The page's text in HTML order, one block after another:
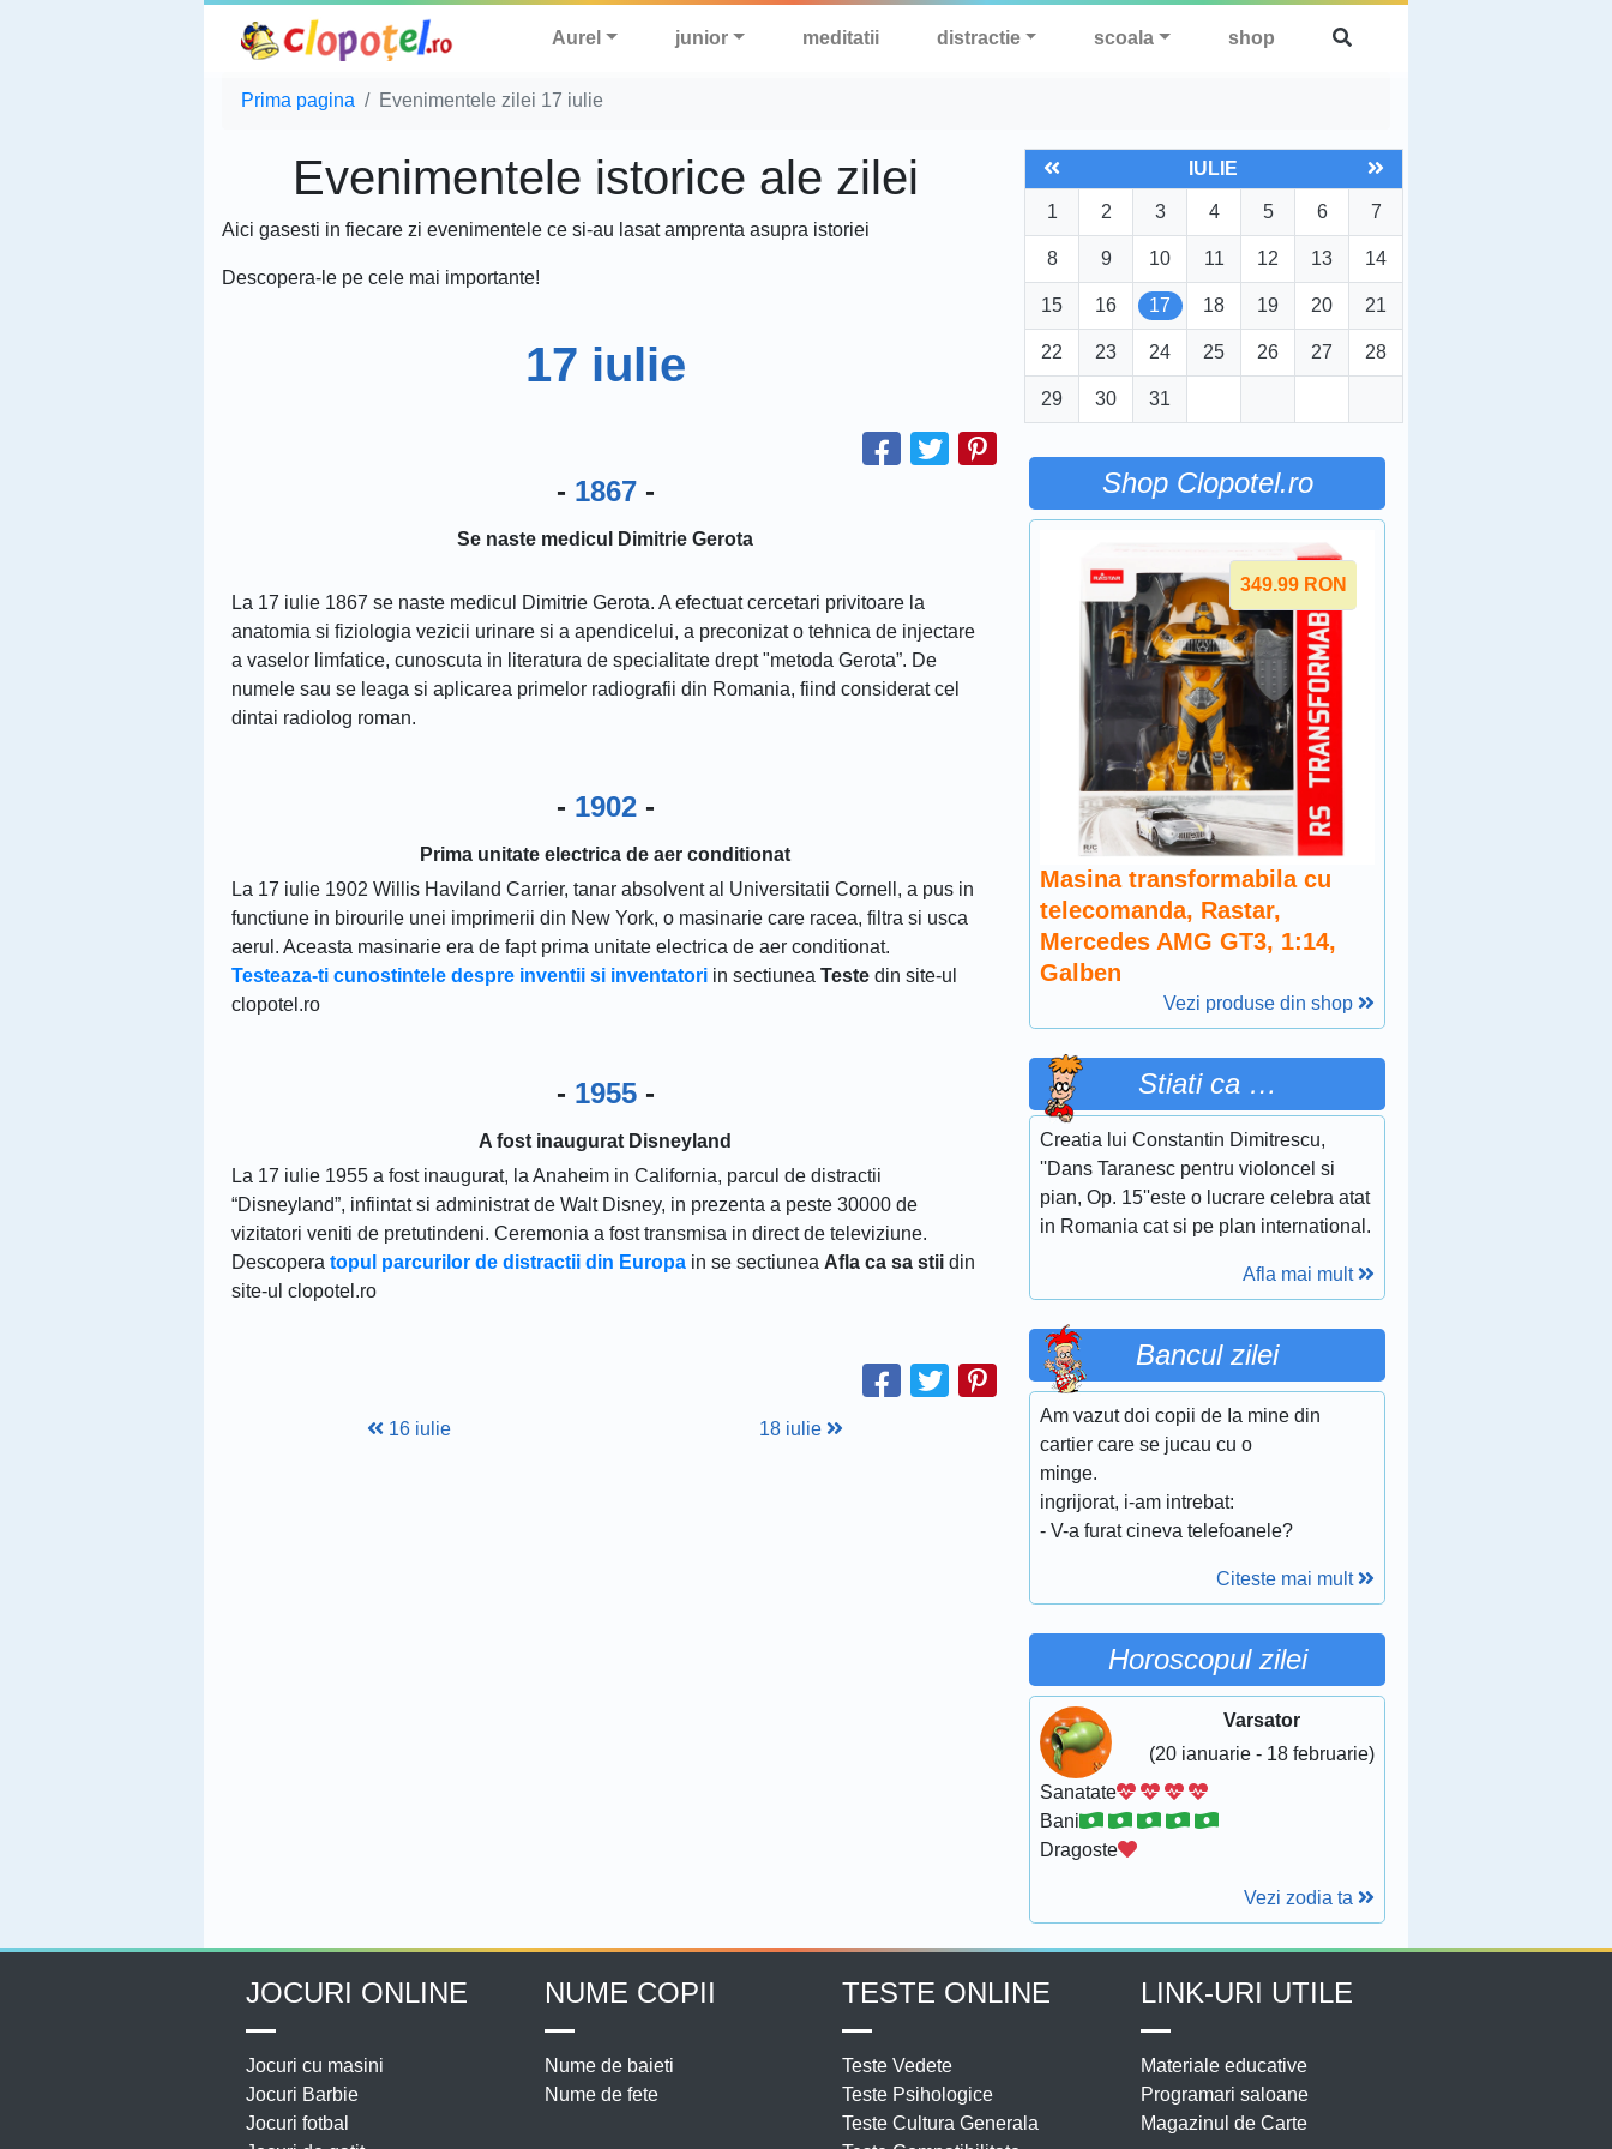
Aurel junior meditatii distractie scoala shop
Prima pagina Evenimentele zilei 17 iulie
Evenimentele istorice ale zilei
Aici gasesti in fiecare zi evenimentele ce si-au lasat amprenta asupra istoriei
Descopera-le pe cele mai importante!
17 iulie
- 1867-
Se naste medicul Dimitrie Gerota
La 17 iulie 1867 se naste medicul Dimitrie Gerota. A efectuat cercetari privitoare la
anatomia si fiziologia vezicii urinare si a apendicelui, a preconizat o tehnica de injectare
a vaselor limfatice, cunoscuta in literatura de specialitate drept "metoda Gerota”. De
numele sau se leaga si aplicarea primelor radiografii din Romania, fiind considerat cel
dintai radiolog roman.
- 1902-
Prima unitate electrica de aer conditionat
La 17 iulie 1902 Willis Haviland Carrier, tanar absolvent al Universitatii Cornell, a pus in
functiune in birourile unei imprimerii din New York, o masinarie care racea, filtra si usca
aerul. Aceasta masinarie era de fapt prima unitate electrica de aer conditionat.
Testeaza-ti cunostintele despre inventii si inventatori in sectiunea Teste din site-ul
clopotel.ro
- 1955-
A fost inaugurat Disneyland
La 17 iulie 1955 a fost inaugurat, la Anaheim in California, parcul de distractii
“Disneyland”, infiintat si administrat de Walt Disney, in prezenta a peste 30000 de
vizitatori veniti de pretutindeni. Ceremonia a fost transmisa in direct de televiziune.
Descopera topul parcurilor de distractii din Europa in se sectiunea Afla ca sa stii din
site-ul clopotel.ro
16 iulie 18 iulie
IULIE
1 2 3 4 5 6 7
8 9 10 11 12 13 14
15 16 17 18 19 20 21
22 23 24 25 26 27 28
29 30 31
Shop Clopotel.ro
349.99 RON
Masina transformabila cu
telecomanda, Rastar,
Mercedes AMG GT3, 1:14,
Galben
Vezi produse din shop
Stiati ca …
Creatia lui Constantin Dimitrescu,
''Dans Taranesc pentru violoncel si
pian, Op. 15''este o lucrare celebra atat
in Romania cat si pe plan international.
Afla mai mult
Bancul zilei
Am vazut doi copii de Ia mine din
cartier care se jucau cu o
minge.
ingrijorat, i-am intrebat:
- V-a furat cineva telefoanele?
Citeste mai mult
Horoscopul zilei
Varsator
(20 ianuarie - 18 februarie)
Sanatate
Bani
Dragoste
Vezi zodia ta
JOCURI ONLINE
Jocuri cu masini
Jocuri Barbie
Jocuri fotbal
NUME COPII
Nume de baieti
Nume de fete
TESTE ONLINE
Teste Vedete
Teste Psihologice
Teste Cultura Generala
LINK-URI UTILE
Materiale educative
Programari saloane
Magazinul de Carte